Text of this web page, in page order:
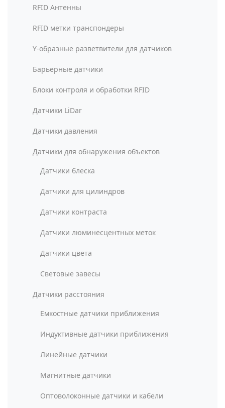
RFID Антенны
RFID метки транспондеры
Y-образные разветвители для датчиков
Барьерные датчики
Блоки контроля и обработки RFID
Датчики LiDar
Датчики давления
Датчики для обнаружения объектов
Датчики блеска
Датчики для цилиндров
Датчики контраста
Датчики люминесцентных меток
Датчики цвета
Световые завесы
Датчики расстояния
Емкостные датчики приближения
Индуктивные датчики приближения
Линейные датчики
Магнитные датчики
Оптоволоконные датчики и кабели